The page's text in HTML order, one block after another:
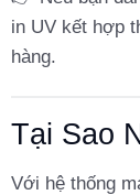
in UV kết hợp
hàng.
Tại Sao
Với hệ thống